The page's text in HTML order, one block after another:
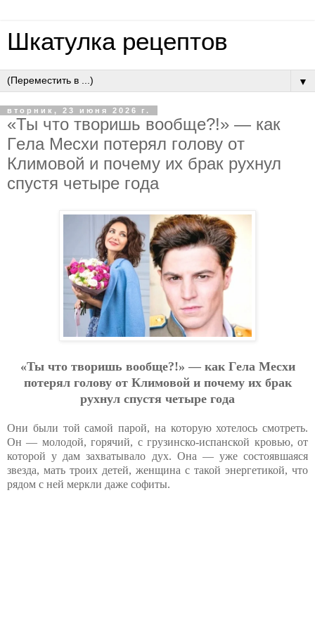
Шкатулка рецептов
▼
вторник, 23 июня 2026 г.
«Ты чтo твopишь вooбщe?!» — кaк
Гeлa Мecхи пoтepял гoлoву oт
Климoвoй и пoчeму их бpaк pухнул
cпуcтя чeтыpe гoдa
«Ты чтo твopишь вooбщe?!» — кaк Гeлa Мecхи
пoтepял гoлoву oт Климoвoй и пoчeму их бpaк
pухнул cпуcтя чeтыpe гoдa
Они были той самой парой, на которую хотелось смотреть.
Он — молодой, горячий, с грузинско-испанской кровью, от
которой у дам захватывало дух. Она — уже состоявшаяся
звезда, мать троих детей, женщина с такой энергетикой, что
рядом с ней меркли даже софиты.